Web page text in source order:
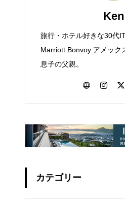
Ken
旅行・ホテル好きな30代
Marriott Bonvoy アメック
息子の父親。
カテゴリー